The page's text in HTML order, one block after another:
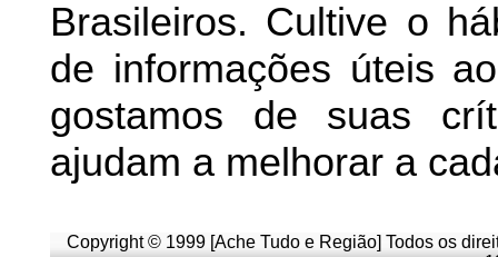
Brasileiros. Cultive o
de informações úteis
gostamos de suas
ajudam a melhorar a
Copyright © 1999 [Ache Tudo e Região] Todos os